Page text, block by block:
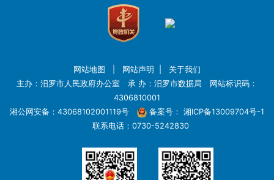
网站地图 网站声明
关于我们
主办：汨罗市人民政府办公室 承 办：汨罗市数据局 网站标识码：
4306810001
湘公网安备：43068102001119号
备案号： 湘ICP备13009704号-1
联系电话：0730-5242830